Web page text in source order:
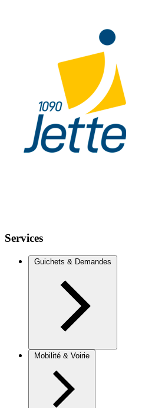
Services
Guichets & Demandes
Mobilité & Voirie